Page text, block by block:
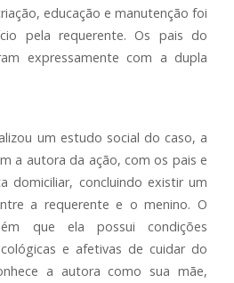
educação e manutenção foi
pela requerente. Os pais do
expressamente com a dupla
um estudo social do caso, a
a autora da ação, com os pais e
domiciliar, concluindo existir um
a requerente e o menino. O
que ela possui condições
e afetivas de cuidar do
a autora como sua mãe,